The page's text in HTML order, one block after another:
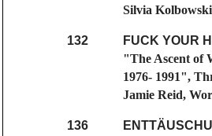
Silvia
132
FUCK YOUR
"The Ascent of
1976- 1991",
Jamie Reid,
136